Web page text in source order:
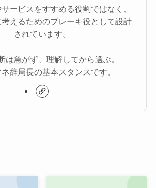
ービスをすすめる役割ではなく、
えるためのブレーキ役として設計
されています。
は急がず、理解してから選ぶ。
辞局長の基本スタンスです。